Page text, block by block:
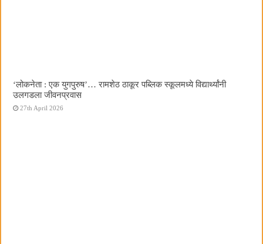
‌‘लोकनेता : एक युगपुरुष‌’… रामशेठ ठाकूर पब्लिक स्कूलमध्ये विद्यार्थ्यांनी
उलगडला जीवनप्रवास
27th April 2026